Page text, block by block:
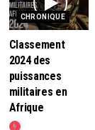
CHRONIQUE
Classement
2024 des
puissances
militaires en
Afrique